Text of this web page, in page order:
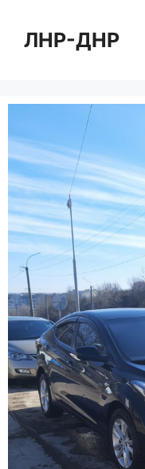
содержимому
ЛНР-ДНР